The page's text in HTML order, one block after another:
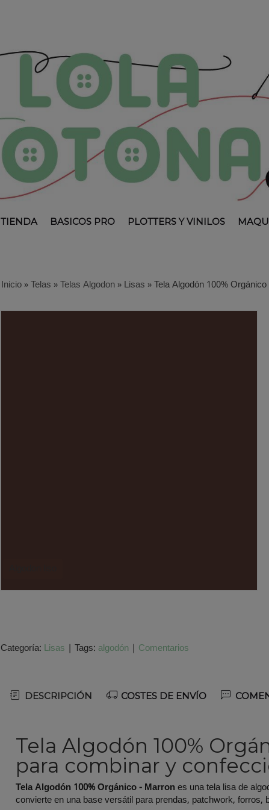
TIENDA BASICOS PRO PLOTTERS Y VINILOS
Inicio»Telas »Telas Algodon»Lisas »Tela Algodón 100%
Categoría: Lisas | Tags: algodón | Comentarios
DESCRIPCIÓN COSTES DE ENVÍO
Tela Algodón 100%
para combinar y
Tela Algodón 100% Orgánico - Marrones una tela lisa de
convierte en una base versátil para prendas, patchwork,